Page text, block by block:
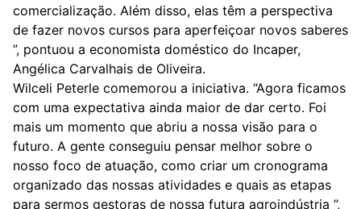
comercialização. Além disso, elas têm a perspectiva
de fazer novos cursos para aperfeiçoar novos saberes
”, pontuou a economista doméstico do Incaper,
Angélica Carvalhais de Oliveira.
Wilceli Peterle comemorou a iniciativa. “Agora ficamos
com uma expectativa ainda maior de dar certo. Foi
mais um momento que abriu a nossa visão para o
futuro. A gente conseguiu pensar melhor sobre o
nosso foco de atuação, como criar um cronograma
organizado das nossas atividades e quais as etapas
para sermos gestoras de nossa futura agroindústria ”,